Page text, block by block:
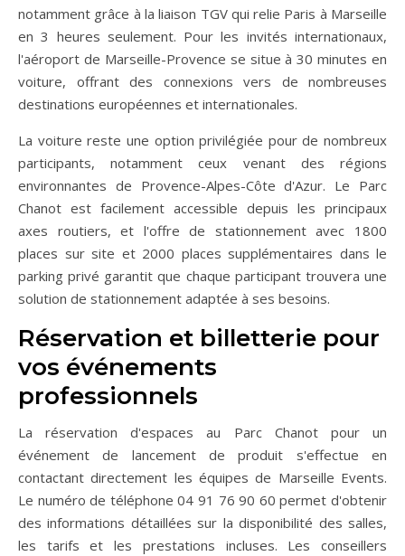
notamment grâce à la liaison TGV qui relie Paris à Marseille
en 3 heures seulement. Pour les invités internationaux,
l'aéroport de Marseille-Provence se situe à 30 minutes en
voiture, offrant des connexions vers de nombreuses
destinations européennes et internationales.
La voiture reste une option privilégiée pour de nombreux
participants, notamment ceux venant des régions
environnantes de Provence-Alpes-Côte d'Azur. Le Parc
Chanot est facilement accessible depuis les principaux
axes routiers, et l'offre de stationnement avec 1800
places sur site et 2000 places supplémentaires dans le
parking privé garantit que chaque participant trouvera une
solution de stationnement adaptée à ses besoins.
Réservation et billetterie pour
vos événements
professionnels
La réservation d'espaces au Parc Chanot pour un
événement de lancement de produit s'effectue en
contactant directement les équipes de Marseille Events.
Le numéro de téléphone 04 91 76 90 60 permet d'obtenir
des informations détaillées sur la disponibilité des salles,
les tarifs et les prestations incluses. Les conseillers